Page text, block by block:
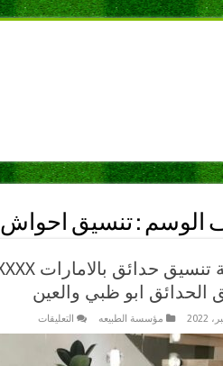
الوسم :تنسيق احواش
الحدائق ابو ظبي والعين
مؤسسة الطبيعه التعليقات